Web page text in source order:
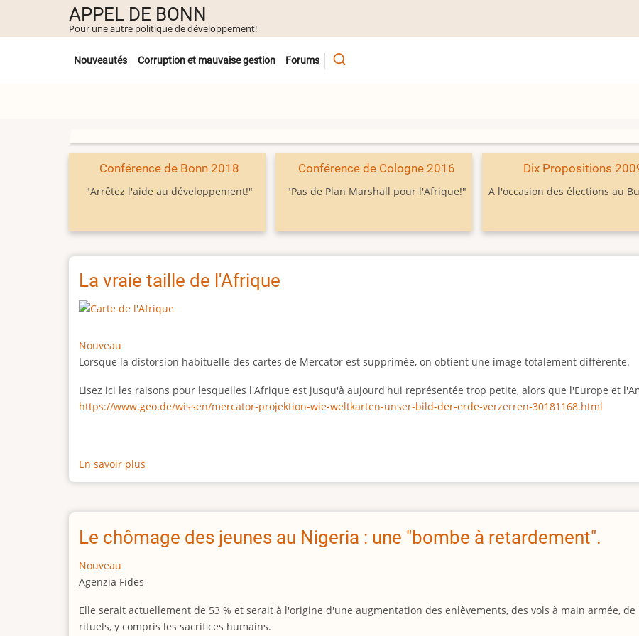
contenu
APPEL DE BONN
Pour une autre politique de développement!
Untermenü
Nouveautés Corruption et mauvaise gestion Forums
Conférence de Bonn 2018
"Arrêtez l'aide au développement!"
Conférence de Cologne 2016
"Pas de Plan Marshall pour l'Afrique!"
Dix Propositions
A l'occasion des élections au
La vraie taille de l'Afrique
Nouveau
Lorsque la distorsion habituelle des cartes de Mercator est supprimée, on obtient une image totalement différente.
Lisez ici les raisons pour lesquelles l'Afrique est jusqu'à aujourd'hui représentée trop petite, alors que l'Europe et
https://www.geo.de/wissen/mercator-projektion-wie-weltkarten-unser-bild-der-erde-verzerren-30181168.html
En savoir plus
La
taille
l'Afrique
Le chômage des jeunes au Nigeria : une "bombe à retardement".
Nouveau
Agenzia Fides
Elle serait actuellement de 53 % et serait à l'origine d'une augmentation des enlèvements, des vols à main armée,
rituels, y compris les sacrifices humains.